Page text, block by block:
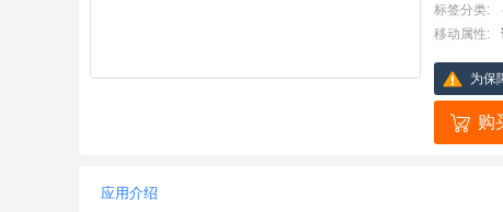
标签分类:
移动属性:
为保
购
应用介绍